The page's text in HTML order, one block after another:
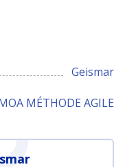
Geismar
MÉTHODE AGILE